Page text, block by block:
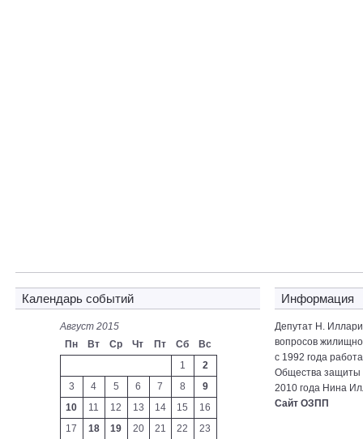
Календарь событий
Август 2015
Пн
Вт Ср Чт Пт Сб
Вс
1
2
3
4 5 6 7 8
9
10
11 12 13 14 15
16
17
18 19 20 21 22 23
Информация
Депутат Н.
вопросов
с 1992 года
Общества защиты
2010 года Нина
Сайт ОЗПП